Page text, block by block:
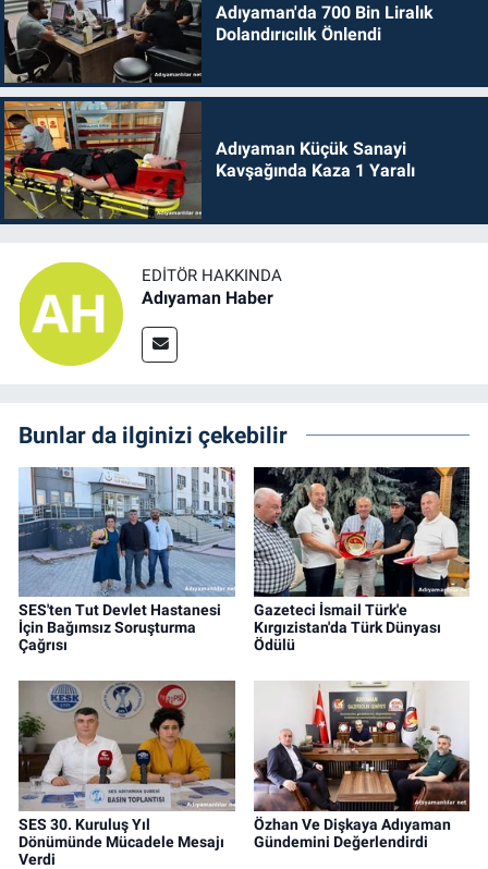
Adıyaman'da 700 Bin Liralık
Dolandırıcılık Önlendi
Adıyaman Küçük Sanayi
Kavşağında Kaza 1 Yaralı
EDITÖR HAKKINDA
Adıyaman Haber
Bunlar da ilginizi çekebilir
SES'ten Tut Devlet Hastanesi
İçin Bağımsız Soruşturma
Çağrısı
Gazeteci İsmail Türk'e
Kırgızistan'da Türk Dünyası
Ödülü
SES 30. Kuruluş Yıl
Dönümünde Mücadele Mesajı
Verdi
Özhan Ve Dişkaya Adıyaman
Gündemini Değerlendirdi